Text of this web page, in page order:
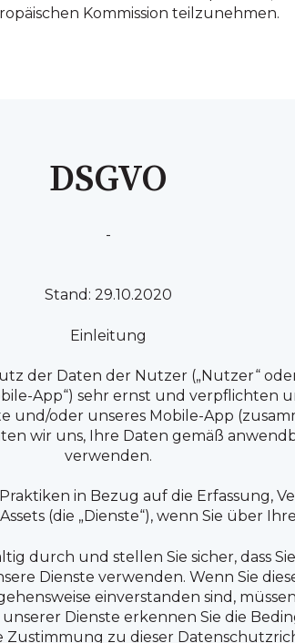
Kommission teilzunehmen.
DSGVO
-
Stand: 29.10.2020
Einleitung
der Daten der Nutzer („Nutzer“
App“) sehr ernst und verpflichten
oder unseres Mobile-App
wir uns, Ihre Daten gemäß
verwenden.
in Bezug auf die Erfassung,
(die „Dienste“), wenn Sie über
durch und stellen Sie sicher, dass
Dienste verwenden. Wenn Sie
einverstanden sind,
Dienste erkennen Sie die
zu dieser